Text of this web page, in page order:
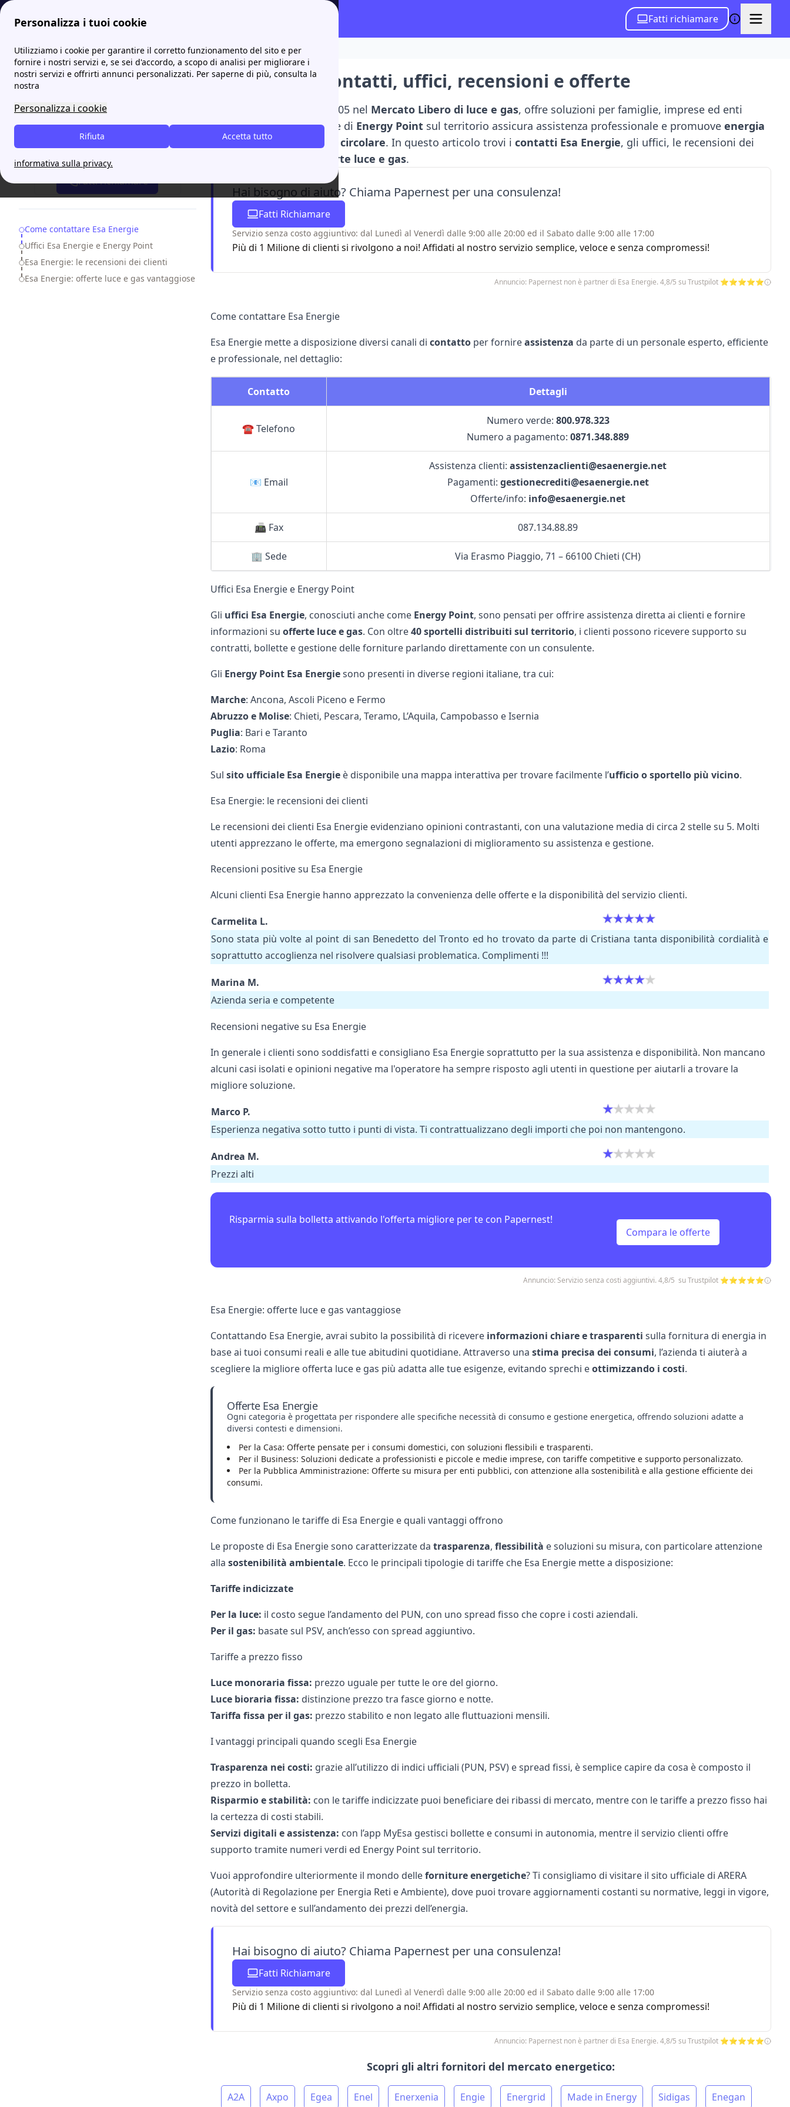
Personalizza i tuoi cookie
Utilizziamo i cookie per garantire il corretto funzionamento del sito e per
fornire i nostri servizi e, se sei d'accordo, a scopo di analisi per migliorare i
nostri servizi e offrirti annunci personalizzati. Per saperne di più, consulta la
nostra
Personalizza i cookie
Accetta tutto
Rifiuta
informativa sulla privacy.
Fatti richiamare
Papernest.it MoreFornitori Esa Energie: contatti, uffici, recensioni e offerte
Fatti richiamare
Table of Contents
Come contattare Esa Energie
Uffici Esa Energie e Energy Point
Esa Energie: le recensioni dei clienti
Esa Energie: offerte luce e gas vantaggiose
Esa Energie: contatti, uffici, recensioni e offerte
, attiva dal 2005 nel Mercato Libero di luce e gas, offre soluzioni per famiglie, imprese ed enti
pubblici. Grazie a una rete di Energy Pointsul territorio assicura assistenza professionale e promuove energia
sostenibileed economia circolare. In questo articolo trovi i contatti Esa Energie, gli uffici, le recensioni dei
offerte luce e gas.
Hai bisogno di aiuto? Chiama Papernest per una consulenza!
Fatti Richiamare
Servizio senza costo aggiuntivo: dal Lunedì al Venerdì dalle 9:00 alle 20:00 ed il Sabato dalle 9:00 alle 17:00
Più di 1 Milione di clienti si rivolgono a noi! Affidati al nostro servizio semplice, veloce e senza compromessi!
Annuncio: Papernest non è partner di Esa Energie. 4,8/5 su Trustpilot ⭐⭐⭐⭐⭐
Come contattare Esa Energie
Esa Energie mette a disposizione diversi canali di contattoper fornireassistenza da parte di un personale esperto, efficiente
e professionale, nel dettaglio:
Contatto Dettagli
☎ Telefono
Numero verde: 800.978.323
Numero a pagamento:0871.348.889
📧 Email
Assistenza clienti:assistenzaclienti@esaenergie.net
Pagamenti: gestionecrediti@esaenergie.net
Offerte/info: info@esaenergie.net
📠 Fax 087.134.88.89
🏢 Sede Via Erasmo Piaggio, 71 – 66100 Chieti (CH)
Uffici Esa Energie e Energy Point
Gli uffici Esa Energie, conosciuti anche come Energy Point, sono pensati per offrire assistenza diretta ai clienti e fornire
informazioni su offerte luce e gas. Con oltre40 sportelli distribuiti sul territorio, i clienti possono ricevere supporto su
contratti, bollette e gestione delle forniture parlando direttamente con un consulente.
Gli Energy Point Esa Energiesono presenti in diverse regioni italiane, tra cui:
Marche: Ancona, Ascoli Piceno e Fermo
Abruzzo e Molise: Chieti, Pescara, Teramo, L’Aquila, Campobasso e Isernia
Puglia: Bari e Taranto
Lazio: Roma
Sul sito ufficiale Esa Energieè disponibile una mappa interattiva per trovare facilmente l’ufficio o sportello più vicino.
Esa Energie: le recensioni dei clienti
Le recensioni dei clienti Esa Energie evidenziano opinioni contrastanti, con una valutazione media di circa 2 stelle su 5. Molti
utenti apprezzano le offerte, ma emergono segnalazioni di miglioramento su assistenza e gestione.
Recensioni positive su Esa Energie
Alcuni clienti Esa Energie hanno apprezzato la convenienza delle offerte e la disponibilità del servizio clienti.
Carmelita L.
Sono stata più volte al point di san Benedetto del Tronto ed ho trovato da parte di Cristiana tanta disponibilità cordialità e
soprattutto accoglienza nel risolvere qualsiasi problematica. Complimenti !!!
Marina M.
Azienda seria e competente
Recensioni negative su Esa Energie
In generale i clienti sono soddisfatti e consigliano Esa Energie soprattutto per la sua assistenza e disponibilità. Non mancano
alcuni casi isolati e opinioni negative ma l'operatore ha sempre risposto agli utenti in questione per aiutarli a trovare la
migliore soluzione.
Marco P.
Esperienza negativa sotto tutto i punti di vista. Ti contrattualizzano degli importi che poi non mantengono.
Andrea M.
Prezzi alti
Risparmia sulla bolletta attivando l'offerta migliore per te con Papernest!
Compara le offerte
Annuncio: Servizio senza costi aggiuntivi. 4,8/5 su Trustpilot ⭐⭐⭐⭐⭐
Esa Energie: offerte luce e gas vantaggiose
Contattando Esa Energie, avrai subito la possibilità di ricevere informazioni chiare e trasparenti sulla fornitura di energia in
base ai tuoi consumi reali e alle tue abitudini quotidiane. Attraverso una stima precisa dei consumi, l’azienda ti aiuterà a
scegliere la migliore offerta luce e gas più adatta alle tue esigenze, evitando sprechi eottimizzando i costi.
Offerte Esa Energie
Ogni categoria è progettata per rispondere alle specifiche necessità di consumo e gestione energetica, offrendo soluzioni adatte a
diversi contesti e dimensioni.
Per la Casa: Offerte pensate per i consumi domestici, con soluzioni flessibili e trasparenti.
Per il Business: Soluzioni dedicate a professionisti e piccole e medie imprese, con tariffe competitive e supporto personalizzato.
Per la Pubblica Amministrazione: Offerte su misura per enti pubblici, con attenzione alla sostenibilità e alla gestione efficiente dei
consumi.
Come funzionano le tariffe di Esa Energie e quali vantaggi offrono
Le proposte di Esa Energie sono caratterizzate da trasparenza, flessibilità e soluzioni su misura, con particolare attenzione
alla sostenibilità ambientale. Ecco le principali tipologie di tariffe che Esa Energie mette a disposizione:
Tariffe indicizzate
Per la luce: il costo segue l’andamento del PUN, con uno spread fisso che copre i costi aziendali.
Per il gas: basate sul PSV, anch’esso con spread aggiuntivo.
Tariffe a prezzo fisso
Luce monoraria fissa: prezzo uguale per tutte le ore del giorno.
Luce bioraria fissa: distinzione prezzo tra fasce giorno e notte.
Tariffa fissa per il gas: prezzo stabilito e non legato alle fluttuazioni mensili.
I vantaggi principali quando scegli Esa Energie
Trasparenza nei costi: grazie all’utilizzo di indici ufficiali (PUN, PSV) e spread fissi, è semplice capire da cosa è composto il
prezzo in bolletta.
Risparmio e stabilità: con le tariffe indicizzate puoi beneficiare dei ribassi di mercato, mentre con le tariffe a prezzo fisso hai
la certezza di costi stabili.
Servizi digitali e assistenza: con l’app MyEsa gestisci bollette e consumi in autonomia, mentre il servizio clienti offre
supporto tramite numeri verdi ed Energy Point sul territorio.
Vuoi approfondire ulteriormente il mondo delleforniture energetiche? Ti consigliamo di visitare il sito ufficiale di ARERA
(Autorità di Regolazione per Energia Reti e Ambiente), dove puoi trovare aggiornamenti costanti su normative, leggi in vigore,
novità del settore e sull’andamento dei prezzi dell’energia.
Hai bisogno di aiuto? Chiama Papernest per una consulenza!
Fatti Richiamare
Servizio senza costo aggiuntivo: dal Lunedì al Venerdì dalle 9:00 alle 20:00 ed il Sabato dalle 9:00 alle 17:00
Più di 1 Milione di clienti si rivolgono a noi! Affidati al nostro servizio semplice, veloce e senza compromessi!
Annuncio: Papernest non è partner di Esa Energie. 4,8/5 su Trustpilot ⭐⭐⭐⭐⭐
Scopri gli altri fornitori del mercato energetico:
A2A Axpo Egea Enel Enerxenia Engie Energrid Made in Energy Sidigas Enegan